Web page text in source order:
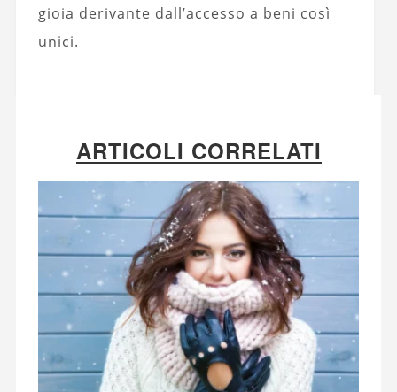
gioia derivante dall’accesso a beni così
unici.
ARTICOLI CORRELATI